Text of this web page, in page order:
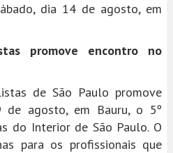
dia 14 de agosto, em
promove encontro no
de São Paulo promove
agosto, em Bauru, o 5º
do Interior de São Paulo. O
para os profissionais que